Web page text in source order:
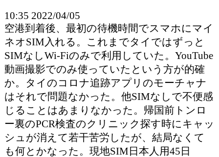
10:35 2022/04/05
空港到着後、最初の待機時間でスマホにマイ
ネオSIM入れる。これまでタイではずっと
SIMなしWi-Fiのみで利用していた。YouTube
動画撮影でのみ使っていたという方が的確
か。タイのコロナ追跡アプリのモーチャナ
はそれで問題なかった。他SIMなしで不便感
じることはあまりなかった。帰国前トンロ
ー裏のPCR検査のクリニック探す時にキャッ
シュが消えて若干苦労したが、結局なくて
も何とかなった。現地SIM日本人用45日